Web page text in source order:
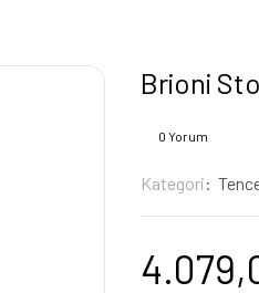
Brioni
0 Yorum
Kategori